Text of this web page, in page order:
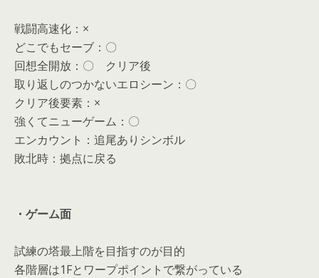
戦闘高速化：×
どこでもセーブ：〇
回想全開放：〇 クリア後
取り返しのつかないエロシーン：〇
クリア後要素：×
強くてニューゲーム：〇
エンカウント：追尾ありシンボル
敗北時：拠点に戻る
・ゲーム面
試練の塔最上階を目指すのが目的
各階層は1Fとワープポイントで繋がっている